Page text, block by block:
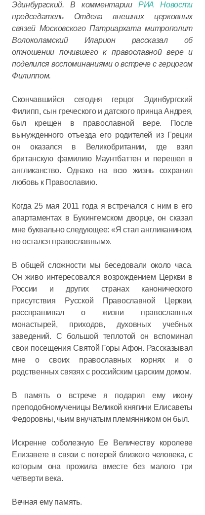
Эдинбургский. В комментарии РИА Новости
председатель Отдела внешних церковных
связей Московского Патриархата митрополит
Волоколамский Иларион рассказал об
отношении почившего к православной вере и
поделился воспоминаниями о встрече с герцогом
Филиппом.
Скончавшийся сегодня герцог Эдинбургский
Филипп, сын греческого и датского принца Андрея,
был крещен в православной вере. После
вынужденного отъезда его родителей из Греции
он оказался в Великобритании, где взял
британскую фамилию Маунтбаттен и перешел в
англиканство. Однако на всю жизнь сохранил
любовь к Православию.
Когда 25 мая 2011 года я встречался с ним в его
апартаментах в Букингемском дворце, он сказал
мне буквально следующее: «Я стал англиканином,
но остался православным».
В общей сложности мы беседовали около часа.
Он живо интересовался возрождением Церкви в
России и других странах канонического
присутствия Русской Православной Церкви,
расспрашивал о жизни православных
монастырей, приходов, духовных учебных
заведений. С большой теплотой он вспоминал
свои посещения Святой Горы Афон. Рассказывал
мне о своих православных корнях и о
родственных связях с российским царским домом.
В память о встрече я подарил ему икону
преподобномученицы Великой княгини Елисаветы
Федоровны, чьим внучатым племянником он был.
Искренне соболезную Ее Величеству королеве
Елизавете в связи с потерей близкого человека, с
которым она прожила вместе без малого три
четверти века.
Вечная ему память.